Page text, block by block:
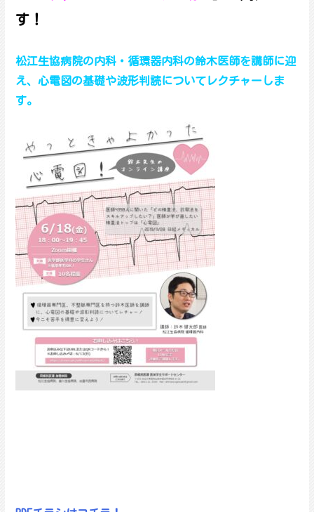
す！
松江生協病院の内科・循環器内科の鈴木医師を講師に迎
え、心電図の基礎や波形判読についてレクチャーしま
す。